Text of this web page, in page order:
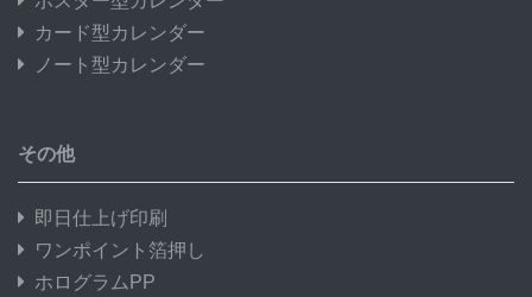
カード型カレンダー
ノート型カレンダー
その他
即日仕上げ印刷
ワンポイント箔押し
ホログラムPP